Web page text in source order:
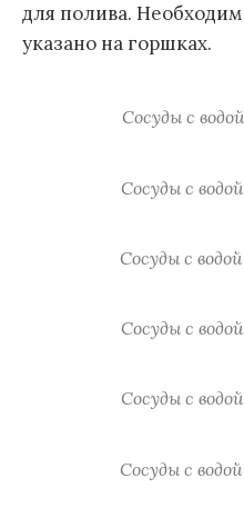
для полива.
указано на горшках.
Сосуды с
Сосуды с
Сосуды с
Сосуды с
Сосуды с
Сосуды с